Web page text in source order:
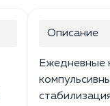
Описание
Ежедневные